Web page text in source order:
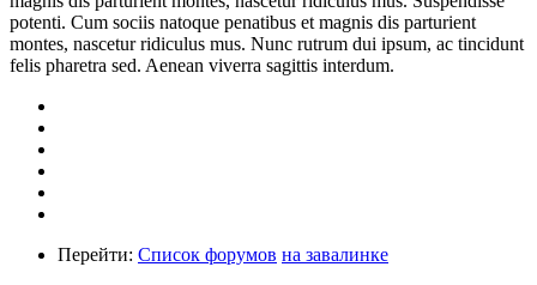
potenti. Cum sociis natoque penatibus et magnis dis parturient
montes, nascetur ridiculus mus. Nunc rutrum dui ipsum, ac tincidunt
felis pharetra sed. Aenean viverra sagittis interdum.
Перейти: Список форумов на завалинке